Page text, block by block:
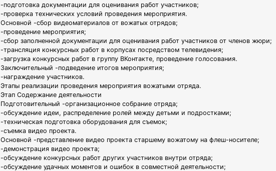
-подготовка документации для оценивания работ участников;
-проверка технических условий проведения мероприятия.
Основной -сбор видеоматериалов от вожатых отрядов;
-проведение мероприятия;
-сбор заполненной документации для оценивания работ участников от членов жюри;
-трансляция конкурсных работ в корпусах посредством телевидения;
-загрузка конкурсных работ в группу ВКонтакте, проведение голосования.
Заключительный -подведение итогов мероприятия;
-награждение участников.
Этапы реализации проведения мероприятия вожатыми отряда.
Этап Содержание деятельности
Подготовительный -организационное собрание отряда;
-обсуждение идеи, распределение ролей между детьми и подростками;
-техническая подготовка оборудования для съемок;
-съемка видео проекта.
Основной -представление видео проекта старшему вожатому на флеш-носителе;
-демонстрация видео проекта;
-обсуждение конкурсных работ других участников внутри отряда;
-обсуждение удачных моментов и ошибок в совместной деятельности;